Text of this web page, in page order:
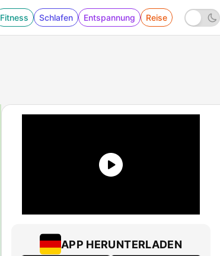
Fitness Schlafen Entspannung Reise
APP HERUNTERLADEN